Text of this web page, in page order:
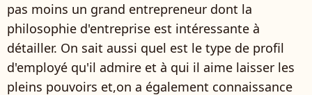
pas moins un grand entrepreneur dont la
philosophie d'entreprise est intéressante à
détailler. On sait aussi quel est le type de profil
d'employé qu'il admire et à qui il aime laisser les
pleins pouvoirs et,on a également connaissance